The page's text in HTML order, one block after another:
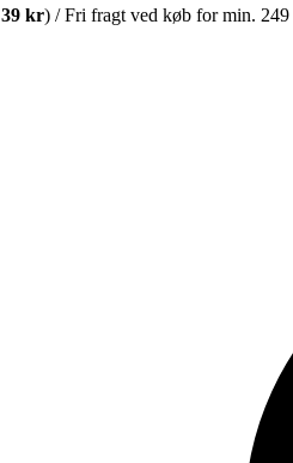
39 kr) / Fri fragt ved køb for min.